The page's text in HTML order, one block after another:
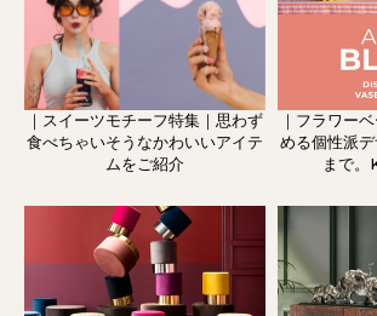
｜スイーツモチーフ特集｜思わず
食べちゃいそうなかわいいアイテ
ムをご紹介
｜フラワー
める個性派
まで。